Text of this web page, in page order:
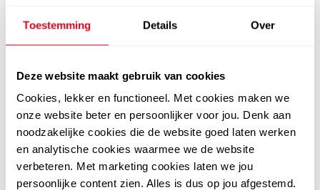
Toestemming Details Over
Deze website maakt gebruik van cookies
Cookies, lekker en functioneel. Met cookies maken we
onze website beter en persoonlijker voor jou. Denk aan
noodzakelijke cookies die de website goed laten werken
en analytische cookies waarmee we de website
verbeteren. Met marketing cookies laten we jou
persoonlijke content zien. Alles is dus op jou afgestemd.